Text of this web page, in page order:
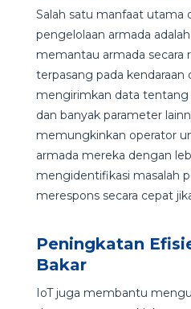
Salah satu manfaat utama
pengelolaan armada
memantau armada secara
terpasang pada kendaraan
mengirimkan data tentang
dan banyak parameter
memungkinkan operator
armada mereka dengan
mengidentifikasi masalah
merespons secara cepat
Peningkatan
Bakar
IoT juga membantu